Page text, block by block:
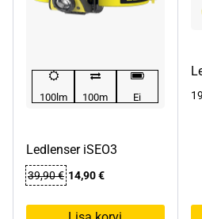
100lm 100m Ei
Ledlenser iSEO3
39,90€ Algne
oli:
14,90€Praegune
on: